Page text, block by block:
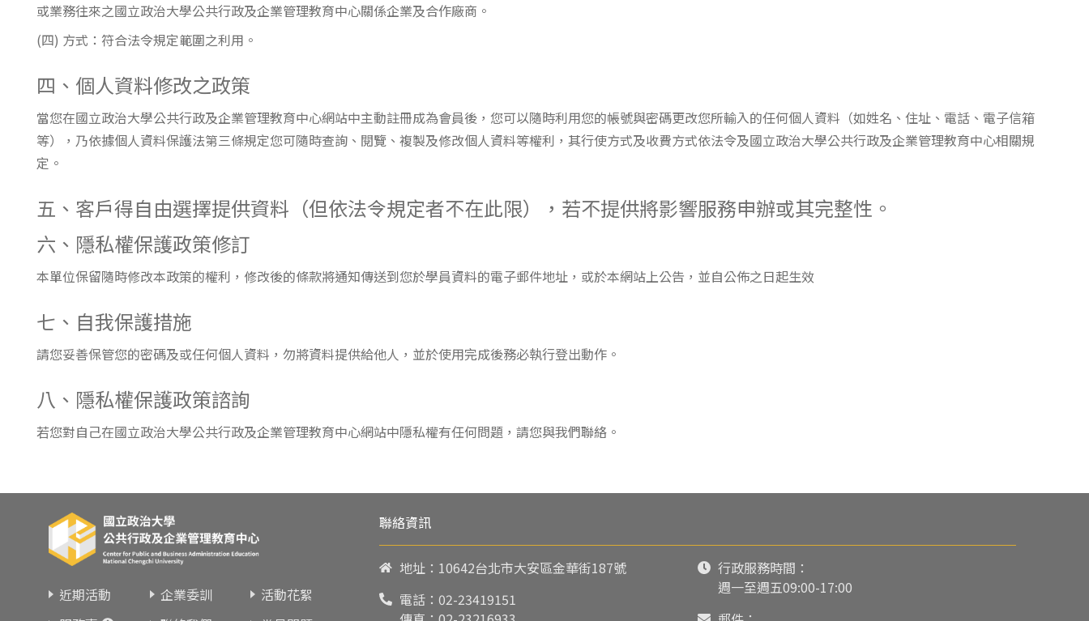
或業務往來之國立政治大學公共行政及企業管理教育中心關係企業及合作廠商。
(四) 方式：符合法令規定範圍之利用。
四、個人資料修改之政策
當您在國立政治大學公共行政及企業管理教育中心網站中主動註冊成為會員後，您可以隨時利用您的帳號與密碼更改您所輸入的任何個人資料（如姓名、住址、電話、電子信箱
等），乃依據個人資料保護法第三條規定您可隨時查詢、閱覽、複製及修改個人資料等權利，其行使方式及收費方式依法令及國立政治大學公共行政及企業管理教育中心相關規
定。
五、客戶得自由選擇提供資料（但依法令規定者不在此限），若不提供將影響服務申辦或其完整性。
六、隱私權保護政策修訂
本單位保留隨時修改本政策的權利，修改後的條款將通知傳送到您於學員資料的電子郵件地址，或於本網站上公告，並自公佈之日起生效
七、自我保護措施
請您妥善保管您的密碼及或任何個人資料，勿將資料提供給他人，並於使用完成後務必執行登出動作。
八、隱私權保護政策諮詢
若您對自己在國立政治大學公共行政及企業管理教育中心網站中隱私權有任何問題，請您與我們聯絡。
近期活動 企業委訓
活動花絮
聯絡資訊
地址：10642台北市大安區金華街187號
電話： 02-23419151
行政服務時間：
週一至週五09:00-17:00